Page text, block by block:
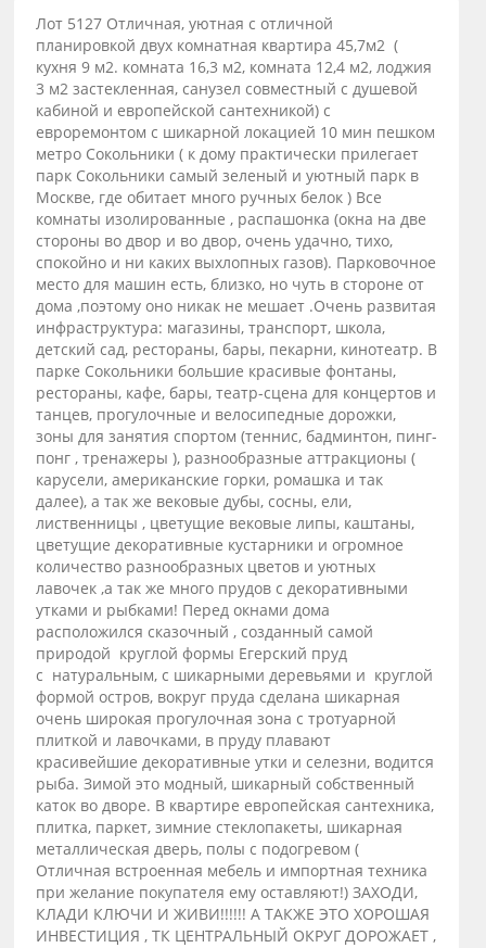
Лот 5127 Отличная, уютная с отличной
планировкой двух комнатная квартира 45,7м2 (
кухня 9 м2. комната 16,3 м2, комната 12,4 м2, лоджия
3 м2 застекленная, санузел совместный с душевой
кабиной и европейской сантехникой) с
евроремонтом с шикарной локацией 10 мин пешком
метро Сокольники ( к дому практически прилегает
парк Сокольники самый зеленый и уютный парк в
Москве, где обитает много ручных белок ) Все
комнаты изолированные , распашонка (окна на две
стороны во двор и во двор, очень удачно, тихо,
спокойно и ни каких выхлопных газов). Парковочное
место для машин есть, близко, но чуть в стороне от
дома ,поэтому оно никак не мешает .Очень развитая
инфраструктура: магазины, транспорт, школа,
детский сад, рестораны, бары, пекарни, кинотеатр. В
парке Сокольники большие красивые фонтаны,
рестораны, кафе, бары, театр-сцена для концертов и
танцев, прогулочные и велосипедные дорожки,
зоны для занятия спортом (теннис, бадминтон, пинг-
понг , тренажеры ), разнообразные аттракционы (
карусели, американские горки, ромашка и так
далее), а так же вековые дубы, сосны, ели,
лиственницы , цветущие вековые липы, каштаны,
цветущие декоративные кустарники и огромное
количество разнообразных цветов и уютных
лавочек ,а так же много прудов с декоративными
утками и рыбками! Перед окнами дома
расположился сказочный , созданный самой
природой круглой формы Егерский пруд
с натуральным, с шикарными деревьями и круглой
формой остров, вокруг пруда сделана шикарная
очень широкая прогулочная зона с тротуарной
плиткой и лавочками, в пруду плавают
красивейшие декоративные утки и селезни, водится
рыба. Зимой это модный, шикарный собственный
каток во дворе. В квартире европейская сантехника,
плитка, паркет, зимние стеклопакеты, шикарная
металлическая дверь, полы с подогревом (
Отличная встроенная мебель и импортная техника
при желание покупателя ему оставляют!) ЗАХОДИ,
КЛАДИ КЛЮЧИ И ЖИВИ!!!!!! А ТАКЖЕ ЭТО ХОРОШАЯ
ИНВЕСТИЦИЯ , ТК ЦЕНТРАЛЬНЫЙ ОКРУГ ДОРОЖАЕТ ,